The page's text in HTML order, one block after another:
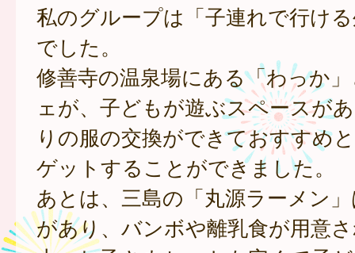
私のグループは「子連れで行け
でした。
修善寺の温泉場にある「わっか
ェが、子どもが遊ぶスペースが
りの服の交換ができておすすめ
ゲットすることができました。
あとは、三島の「丸源ラーメン
があり、バンボや離乳食が用意